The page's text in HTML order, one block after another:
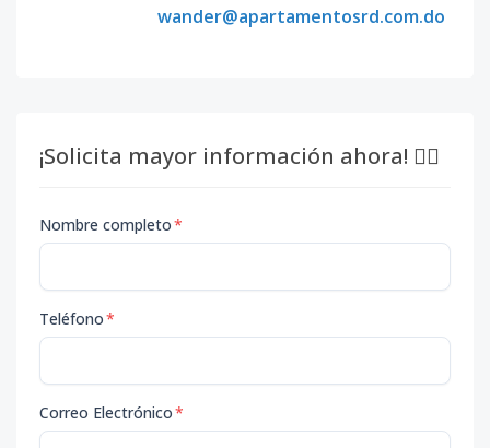
wander@apartamentosrd.com.do
¡Solicita mayor información ahora! 👇🏽
Nombre completo*
Teléfono*
Correo Electrónico*